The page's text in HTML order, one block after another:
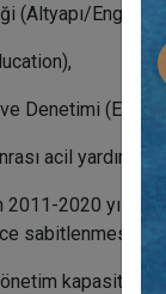
(Altyapı/
Denetimi
acil yardım ve
2020
sabitlenmesi